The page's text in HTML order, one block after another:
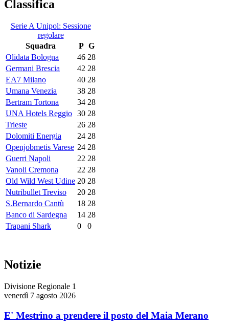
Classifica
Serie A Unipol: Sessione
regolare
Squadra
P G
Olidata Bologna
46 28
Germani Brescia
42 28
EA7 Milano
40 28
Umana Venezia
38 28
Bertram Tortona
34 28
UNA Hotels Reggio 30 28
Trieste
26 28
Dolomiti Energia
24 28
Openjobmetis Varese 24 28
Guerri Napoli
22 28
Vanoli Cremona
22 28
Old Wild West Udine 20 28
Nutribullet Treviso
20 28
S.Bernardo Cantù
18 28
Banco di Sardegna
14 28
Trapani Shark
0 0
Notizie
Divisione Regionale 1
venerdì 7 agosto 2026
E' Mestrino a prendere il posto del Maia Merano